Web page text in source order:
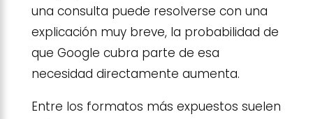
una consulta puede resolverse con una
explicación muy breve, la probabilidad de
que Google cubra parte de esa
necesidad directamente aumenta.
Entre los formatos más expuestos suelen